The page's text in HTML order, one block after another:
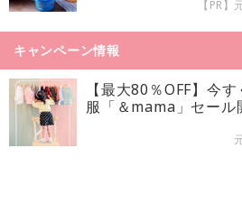
【PR
キャンペーン情報
【最大80％OFF】今
服「＆mama」セール